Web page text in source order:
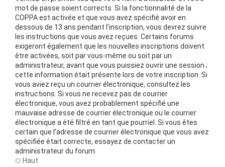
mot de passe soient corrects. Si la fonctionnalité de la
COPPA est activée et que vous avez spécifié avoir en
dessous de 13 ans pendant l’inscription, vous devrez suivre
les instructions que vous avez reçues. Certains forums
exigeront également que les nouvelles inscriptions doivent
être activées, soit par vous-même ou soit par un
administrateur, avant que vous puissiez ouvrir une session ;
cette information était présente lors de votre inscription. Si
vous aviez reçu un courrier électronique, consultez les
instructions. Si vous ne recevez pas de courrier
électronique, vous avez probablement spécifié une
mauvaise adresse de courrier électronique ou le courrier
électronique a été filtré en tant que pourriel. Si vous êtes
certain que l’adresse de courrier électronique que vous avez
spécifiée était correcte, essayez de contacter un
administrateur du forum.
Haut